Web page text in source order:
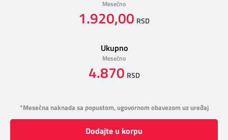
Mesečno
1.920,00 RSD
Ukupno
Mesečno
4.870 RSD
*Mesečna naknada sa popustom, ugovornom obavezom uz uređaj
Dodajte u korpu